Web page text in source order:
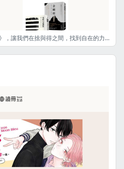
放下的人生修行：學習《金剛經》，讓我們在捨與得之間，找到自在的力量。